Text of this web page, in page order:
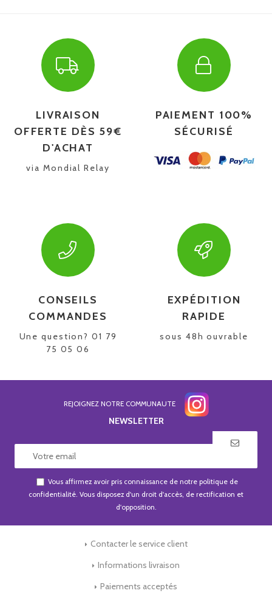
LIVRAISON
OFFERTE DÈS 59€
D'ACHAT
via Mondial Relay
PAIEMENT 100%
SÉCURISÉ
CONSEILS
COMMANDES
Une question? 01 79
75 05 06
EXPÉDITION
RAPIDE
sous 48h ouvrable
REJOIGNEZ NOTRE COMMUNAUTE
NEWSLETTER
Vous affirmez avoir pris connaissance de notre politique de
confidentialité . Vous disposez d'un droit d'accès, de rectification et
d'opposition.
Contacter le service client
Informations livraison
Paiements acceptés